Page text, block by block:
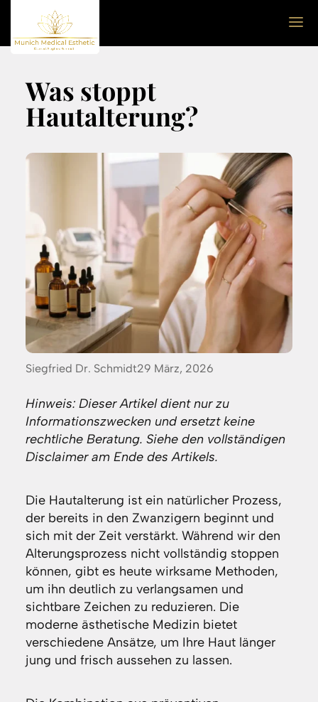
Was stoppt
Hautalterung?
Posted
Siegfried Dr. Schmidt29 März, 2026
Hinweis: Dieser Artikel dient nur zu
Informationszwecken und ersetzt keine
rechtliche Beratung. Siehe den vollständigen
Disclaimer am Ende des Artikels.
Die Hautalterung ist ein natürlicher Prozess,
der bereits in den Zwanzigern beginnt und
sich mit der Zeit verstärkt. Während wir den
Alterungsprozess nicht vollständig stoppen
können, gibt es heute wirksame Methoden,
um ihn deutlich zu verlangsamen und
sichtbare Zeichen zu reduzieren. Die
moderne ästhetische Medizin bietet
verschiedene Ansätze, um Ihre Haut länger
jung und frisch aussehen zu lassen.